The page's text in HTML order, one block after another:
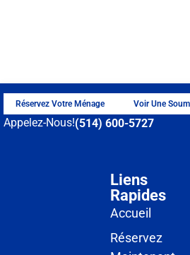
Réservez Votre Ménage Voir Une
Appelez-Nous!(514) 600-5727
Liens
Rapides
Accueil
Réservez